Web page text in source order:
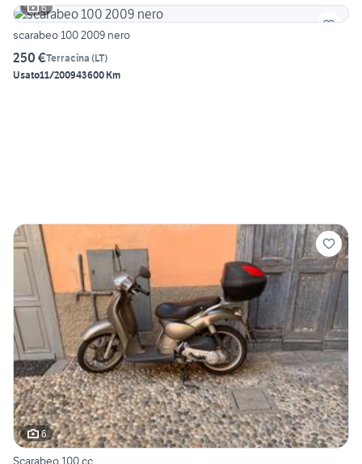
6
scarabeo 100 2009 nero
250 €Terracina (LT)
Usato11/200943600 Km
6
Scarabeo 100 cc.